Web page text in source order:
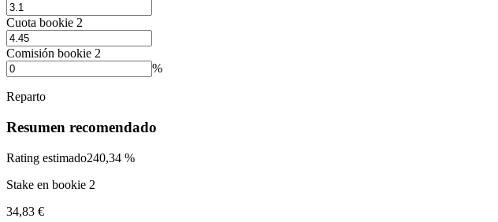
Cuota bookie 2
Comisión bookie 2
%
Reparto
Resumen recomendado
Rating estimado240,34 %
Stake en bookie 2
34,83 €